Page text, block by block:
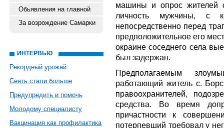
Обьявления на главной
За возрождение Самарки
ИНТЕРВЬЮ
Рекордный урожай
Сеять стали больше
Предупредить и помочь
Молодому специалисту
Вакцинация как профилактика
машины и опрос жителей
личность мужчины, с
непосредственно перед
предположительное его
окраине соседнего села
был задержан.
Предполагаемым
работающий житель с.
правоохранителей,
средства. Во время
причастности к
потерпевший требовал у